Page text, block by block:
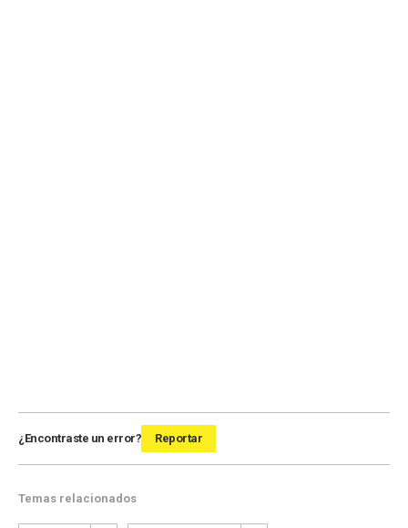
¿Encontraste un error? Reportar
Temas relacionados